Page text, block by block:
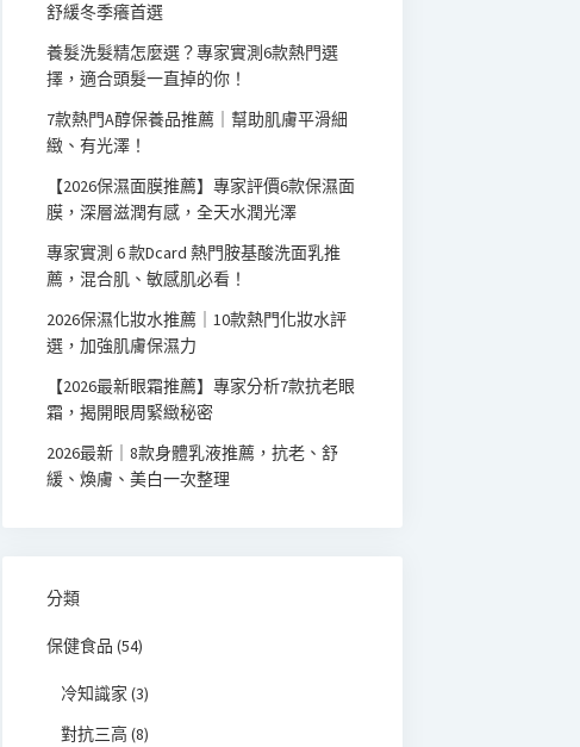
舒緩冬季癢首選
養髮洗髮精怎麼選？專家實測6款熱門選
擇，適合頭髮一直掉的你！
7款熱門A醇保養品推薦｜幫助肌膚平滑細
緻、有光澤！
【2026保濕面膜推薦】專家評價6款保濕面
膜，深層滋潤有感，全天水潤光澤
專家實測 6 款Dcard 熱門胺基酸洗面乳推
薦，混合肌、敏感肌必看！
2026保濕化妝水推薦｜10款熱門化妝水評
選，加強肌膚保濕力
【2026最新眼霜推薦】專家分析7款抗老眼
霜，揭開眼周緊緻秘密
2026最新｜8款身體乳液推薦，抗老、舒
緩、煥膚、美白一次整理
分類
保健食品 (54)
冷知識家 (3)
對抗三高(8)